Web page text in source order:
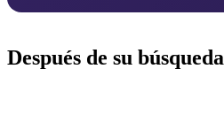
Después de su búsqueda